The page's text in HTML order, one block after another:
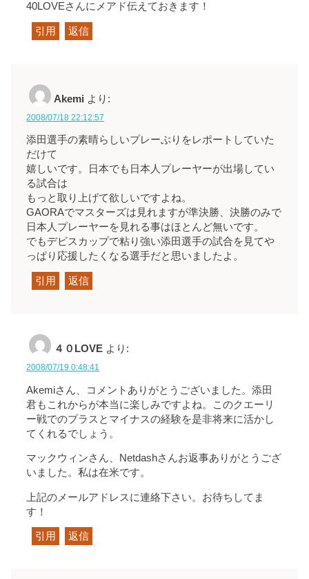
40LOVEさんにメアド伝えておきます！
引用 返信
Akemi より:
2008/07/18 22:12:57
添田選手の素晴らしいプレーぶりをレポートしていた
だけて
嬉しいです。日本でも日本人プレーヤーが出場してい
る試合は
もっと取り上げて欲しいですよね。
GAORAでマスターズは見れますが準決勝、決勝のみで
日本人プレーヤーを見れる事はほとんど無いです。
でもデビスカップで粘り強い添田選手の試合を見てや
っぱり応援したくなる選手だと思いましたよ。
引用 返信
４０LOVE より:
2008/07/19 0:48:41
Akemiさん、コメントありがとうございました。添田
君もこれからが本当に楽しみですよね。このクエーリ
ー戦でのプラスとマイナスの経験を是非将来に活かし
てくれるでしょう。
マックウィンさん、Netdashさんお返事ありがとうござ
いました。私は在米です。
上記のメールアドレスに連絡下さい。お待ちしてま
す！
引用 返信